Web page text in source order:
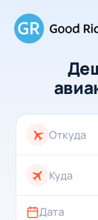
Дата